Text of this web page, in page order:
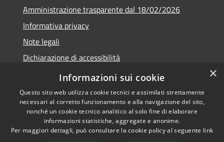
Amministrazione trasparente dal 18/02/2026
Informativa privacy
Note legali
Dichiarazione di accessibilità
Obbiettivi di accessibilità
Accessibilità
Copyright © 2026 • Comune di
Campomaggiore • Powered by
×
Informazioni sui cookie
Questo sito web utilizza cookie tecnici e assimilati strettamente
necessari al corretto funzionamento e alla navigazione del sito,
nonché un cookie tecnico analitico al solo fine di elaborare
informazioni statistiche, aggregate e anonime.
Per maggiori dettagli, può consultare la cookie policy al seguente link